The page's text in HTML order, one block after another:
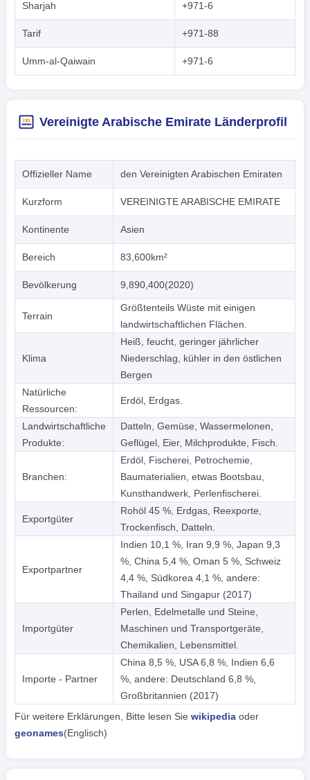
Sharjah +971-6
Tarif +971-88
Umm-al-Qaiwain +971-6
Vereinigte Arabische Emirate Länderprofil
Offizieller Name den Vereinigten Arabischen Emiraten
Kurzform VEREINIGTE ARABISCHE EMIRATE
Kontinente Asien
Bereich 83,600km²
Bevölkerung 9,890,400(2020)
Terrain
Größtenteils Wüste mit einigen
landwirtschaftlichen Flächen.
Klima
Heiß, feucht, geringer jährlicher
Niederschlag, kühler in den östlichen
Bergen
Natürliche
Ressourcen:
Erdöl, Erdgas.
Landwirtschaftliche
Produkte:
Datteln, Gemüse, Wassermelonen,
Geflügel, Eier, Milchprodukte, Fisch.
Branchen:
Erdöl, Fischerei, Petrochemie,
Baumaterialien, etwas Bootsbau,
Kunsthandwerk, Perlenfischerei.
Exportgüter
Rohöl 45 %, Erdgas, Reexporte,
Trockenfisch, Datteln.
Exportpartner
Indien 10,1 %, Iran 9,9 %, Japan 9,3
%, China 5,4 %, Oman 5 %, Schweiz
4,4 %, Südkorea 4,1 %, andere:
Thailand und Singapur (2017)
Importgüter
Perlen, Edelmetalle und Steine,
Maschinen und Transportgeräte,
Chemikalien, Lebensmittel.
Importe - Partner
China 8,5 %, USA 6,8 %, Indien 6,6
%, andere: Deutschland 6,8 %,
Großbritannien (2017)
Für weitere Erklärungen, Bitte lesen Sie wikipediaoder
geonames(Englisch)